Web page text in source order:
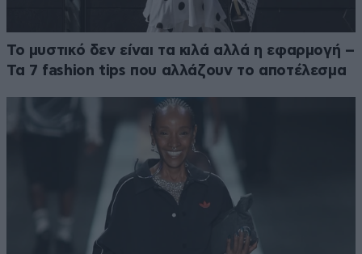
Το μυστικό δεν είναι τα κιλά αλλά η εφαρμογή –
Τα 7 fashion tips που αλλάζουν το αποτέλεσμα